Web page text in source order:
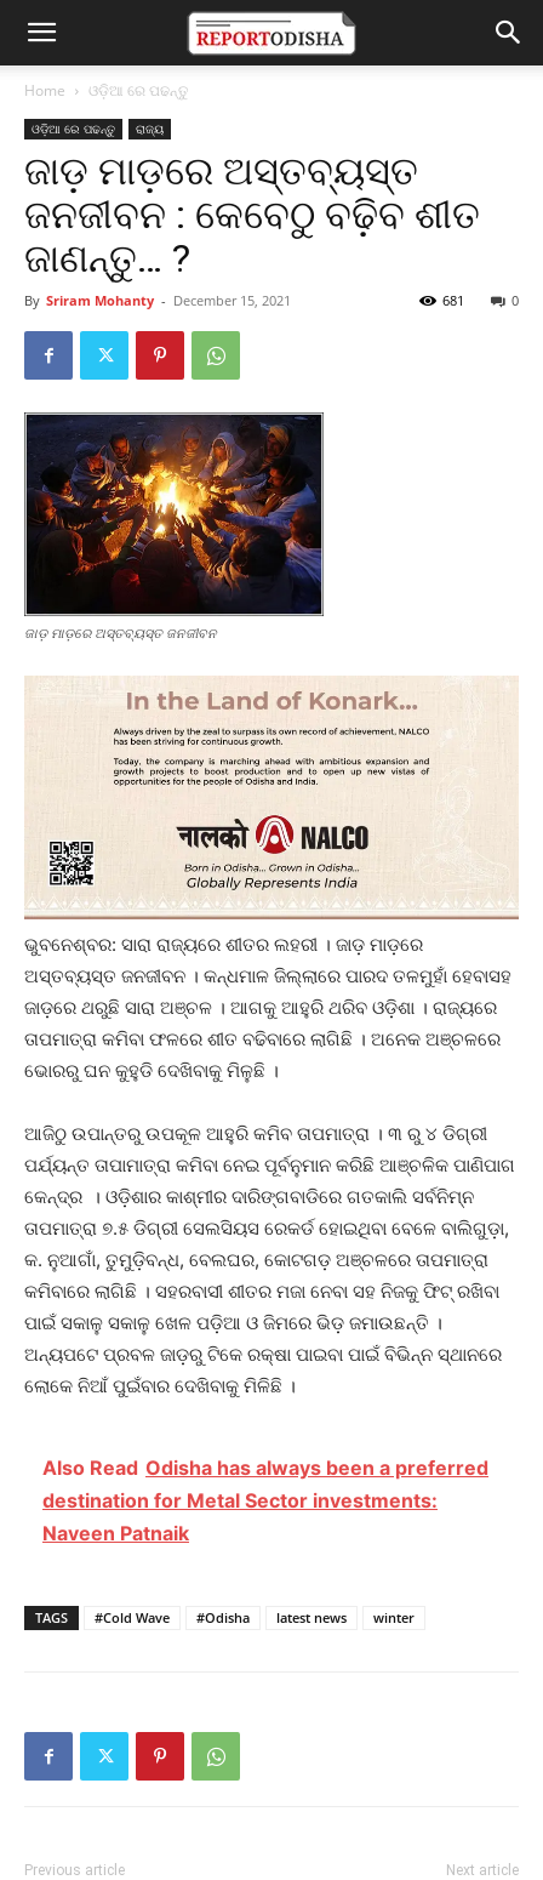
Home ଓଡ଼ିଆ ରେ ପଢନ୍ତୁ
ଓଡ଼ିଆ ରେ ପଢନ୍ତୁ ରାଜ୍ୟ
ଜାଡ଼ ମାଡ଼ରେ ଅସ୍ତବ୍ୟସ୍ତ
ଜନଜୀବନ : କେବେଠୁ ବଢ଼ିବ ଶୀତ
ଜାଣନ୍ତୁ… ?
By Sriram Mohanty - December 15, 2021 0
681
ଜାଡ଼ ମାଡ଼ରେ ଅସ୍ତବ୍ୟସ୍ତ ଜନଜୀବନ
ଭୁବନେଶ୍ବର: ସାରା ରାଜ୍ୟରେ ଶୀତର ଲହରୀ । ଜାଡ଼ ମାଡ଼ରେ
ଅସ୍ତବ୍ୟସ୍ତ ଜନଜୀବନ । କନ୍ଧମାଳ ଜିଲ୍ଲାରେ ପାରଦ ତଳମୁହାଁ ହେବାସହ
ଜାଡ଼ରେ ଥରୁଛି ସାରା ଅଞ୍ଚଳ । ଆଗକୁ ଆହୁରି ଥରିବ ଓଡ଼ିଶା । ରାଜ୍ୟରେ
ତାପମାତ୍ରା କମିବା ଫଳରେ ଶୀତ ବଢିବାରେ ଲାଗିଛି । ଅନେକ ଅଞ୍ଚଳରେ
ଭୋରରୁ ଘନ କୁହୁଡି ଦେଖିବାକୁ ମିଳୁଛି ।
ଆଜିଠୁ ଉପାନ୍ତରୁ ଉପକୂଳ ଆହୁରି କମିବ ତାପମାତ୍ରା । ୩ ରୁ ୪ ଡିଗ୍ରୀ
ପର୍ଯ୍ୟନ୍ତ ତାପାମାତ୍ରା କମିବା ନେଇ ପୂର୍ବନୁମାନ କରିଛି ଆଞ୍ଚଳିକ ପାଣିପାଗ
କେନ୍ଦ୍ର । ଓଡ଼ିଶାର କାଶ୍ମୀର ଦାରିଙ୍ଗବାଡିରେ ଗତକାଲି ସର୍ବନିମ୍ନ
ତାପମାତ୍ରା ୭.୫ ଡିଗ୍ରୀ ସେଲସିୟସ ରେକର୍ଡ ହୋଇଥିବା ବେଳେ ବାଲିଗୁଡ଼ା,
କ. ନୁଆଗାଁ, ତୁମୁଡ଼ିବନ୍ଧ, ବେଲଘର, କୋଟଗଡ଼ ଅଞ୍ଚଳରେ ତାପମାତ୍ରା
କମିବାରେ ଲାଗିଛି । ସହରବାସୀ ଶୀତର ମଜା ନେବା ସହ ନିଜକୁ ଫିଟ୍ ରଖିବା
ପାଇଁ ସକାଳୁ ସକାଳୁ ଖେଳ ପଡ଼ିଆ ଓ ଜିମରେ ଭିଡ଼ ଜମାଉଛନ୍ତି ।
ଅନ୍ୟପଟେ ପ୍ରବଳ ଜାଡ଼ରୁ ଟିକେ ରକ୍ଷା ପାଇବା ପାଇଁ ବିଭିନ୍ନ ସ୍ଥାନରେ
ଲୋକେ ନିଆଁ ପୁଇଁବାର ଦେଖିବାକୁ ମିଳିଛି ।
Also Read Odisha has always been a preferred
destination for Metal Sector investments:
Naveen Patnaik
TAGS #Cold Wave #Odisha latest news winter
Previous article Next article